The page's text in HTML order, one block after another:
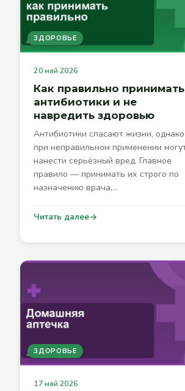
ЗДОРОВЬЕ
20 май 2026
Как правильно принимать
антибиотики и не
навредить здоровью
Антибиотики спасают жизни, однако
при неправильном применении
нанести серьёзный вред. Главное
правило — принимать их строго по
назначению врача,…
Читать далее
ЗДОРОВЬЕ
17 май 2026